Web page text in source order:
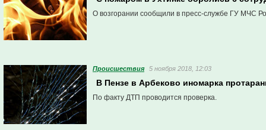
О возгорании сообщили в пресс-службе ГУ МЧС
Проиcшествия 5 ноября 2018, 12:03
В Пензе в Арбеково иномарка
По факту ДТП проводится проверка.